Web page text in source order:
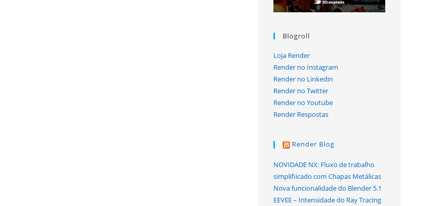
Blogroll
Loja Render
Render no Instagram
Render no Linkedin
Render no Twitter
Render no Youtube
Render Respostas
Render Blog
NOVIDADE NX: Fluxo de trabalho
simplifiicado com Chapas Metálicas
Nova funcionalidade do Blender 5.1
EEVEE – Intensidade do Ray Tracing